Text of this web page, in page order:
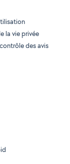
la vie privée
des avis